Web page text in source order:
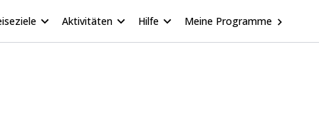
Aktivitäten Hilfe Meine Programme